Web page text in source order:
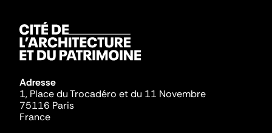
Adresse
1, Place du Trocadéro et du 11 Novembre
75116 Paris
France